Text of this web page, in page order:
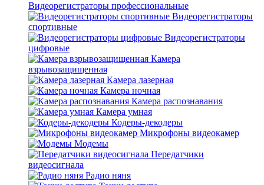
Видеорегистраторы профессиональные
Видеорегистраторы
спортивные
Видеорегистраторы
цифровые
Камера
взрывозащищенная
Камера лазерная
Камера ночная
Камера распознавания
Камера умная
Кодеры-декодеры
Микрофоны видеокамер
Модемы
Передатчики
видеосигнала
Радио няня